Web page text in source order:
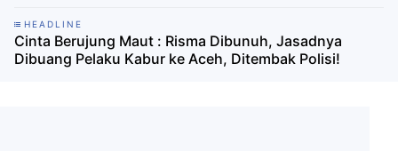
HEADLINE
Cinta Berujung Maut : Risma Dibunuh, Jasadnya
Dibuang Pelaku Kabur ke Aceh, Ditembak Polisi!